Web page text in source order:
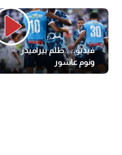
فيديو.. ..ظلم بيراميدز
ونوم عاشور